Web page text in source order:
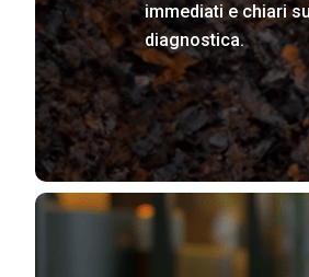
immediati e chiari
diagnostica.